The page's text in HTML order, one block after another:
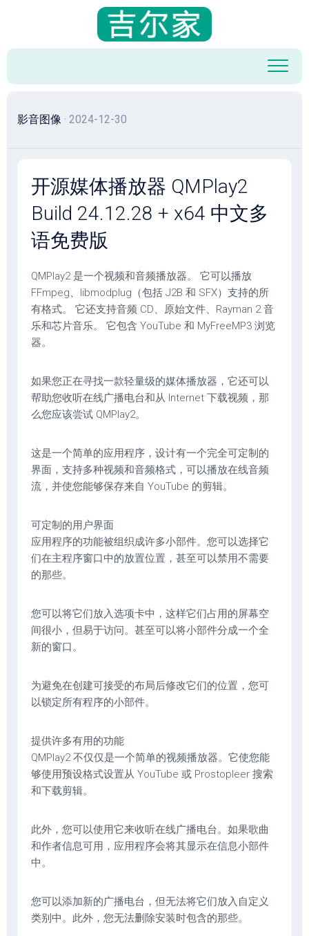
容
影音图像 · 2024-12-30
开源媒体播放器 QMPlay2
Build 24.12.28 + x64 中文多
语免费版
QMPlay2 是一个视频和音频播放器。 它可以播放
FFmpeg、libmodplug（包括 J2B 和 SFX）支持的所
有格式。 它还支持音频 CD、原始文件、Rayman 2 音
乐和芯片音乐。 它包含 YouTube 和 MyFreeMP3 浏览
器。
如果您正在寻找一款轻量级的媒体播放器，它还可以
帮助您收听在线广播电台和从 Internet 下载视频，那
么您应该尝试 QMPlay2。
这是一个简单的应用程序，设计有一个完全可定制的
界面，支持多种视频和音频格式，可以播放在线音频
流，并使您能够保存来自 YouTube 的剪辑。
可定制的用户界面
应用程序的功能被组织成许多小部件。您可以选择它
们在主程序窗口中的放置位置，甚至可以禁用不需要
的那些。
您可以将它们放入选项卡中，这样它们占用的屏幕空
间很小，但易于访问。甚至可以将小部件分成一个全
新的窗口。
为避免在创建可接受的布局后修改它们的位置，您可
以锁定所有程序的小部件。
提供许多有用的功能
QMPlay2 不仅仅是一个简单的视频播放器。它使您能
够使用预设格式设置从 YouTube 或 Prostopleer 搜索
和下载剪辑。
此外，您可以使用它来收听在线广播电台。如果歌曲
和作者信息可用，应用程序会将其显示在信息小部件
中。
您可以添加新的广播电台，但无法将它们放入自定义
类别中。此外，您无法删除安装时包含的那些。